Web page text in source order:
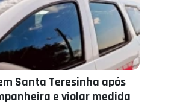
Santa Teresinha após
e violar medida